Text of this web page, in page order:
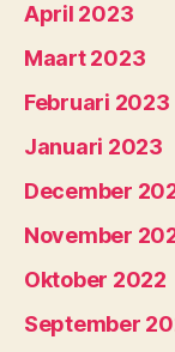
April 2023
Maart 2023
Februari 2023
Januari 2023
December
November
Oktober 2022
September